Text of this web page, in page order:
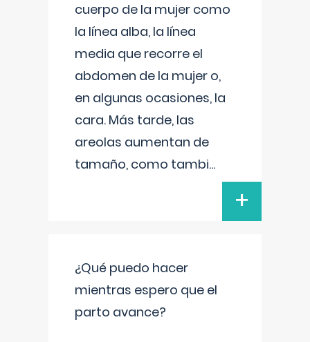
cuerpo de la mujer como
la línea alba, la línea
media que recorre el
abdomen de la mujer o,
en algunas ocasiones, la
cara. Más tarde, las
areolas aumentan de
tamaño, como tambi...
+
¿Qué puedo hacer
mientras espero que el
parto avance?